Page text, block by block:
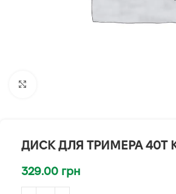
ДИСК ДЛЯ ТРИМЕРА 40T
329.00 грн